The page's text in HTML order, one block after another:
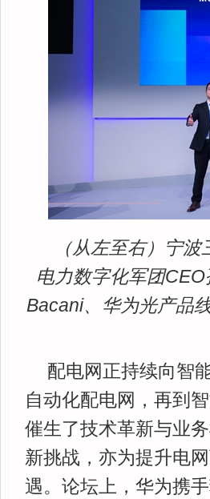
（从左至右）宁
电力数字化军团
Bacani、华为光产品
配电网正持续向智
自动化配电网，再到
催生了技术革新与业
新挑战，亦为提升电
遇。论坛上，华为携